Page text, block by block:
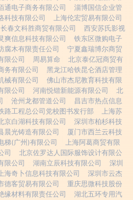
通电子商务有限公司
淄博国信企业管
科技有限公司
上海伦宏贸易有限公司
长春文科胜商贸有限公司
西安苏氏影视
爽信息科技有限公司
铁东区微购电子
腐木有限责任公司
宁夏鑫瑞博尔商贸
限公司 周易算命
北京泰亿冠商贸有
务有限公司
黑龙江哈铁昆仑酒店管理
械有限公司
佛山市杰尼教育科技有限
限公司 河南悦锴新能源有限公司
北
沧州龙都管道公司
昌吉市热点信息
路工程总公司党校图书发行部
上海苏
京白湖科技有限公司
深圳市柏杉科技
晨光铸造有限公司
厦门市西兰云科技
梯(广州)有限公司
上海阿葛商贸有限
司
北京佐罗达人国际服饰设计有限公
限公司 湖南立辰科技有限公司
深圳
上海奇卜信息科技有限公司
深圳市云杰
德客贸易有限公司
重庆思微科技股份
缘材料有限责任公司
湖北五环专用汽